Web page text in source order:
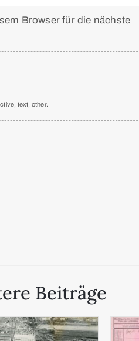
Browser für die nächste
, text, other.
Beiträge